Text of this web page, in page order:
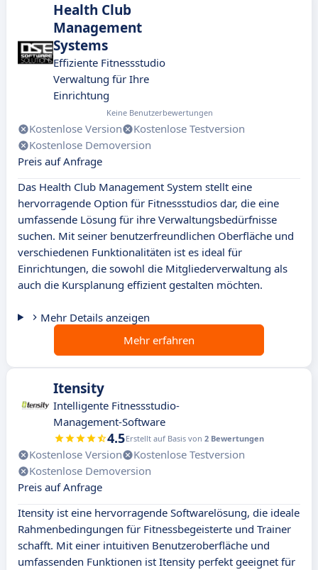
Health Club
Management
Systems
Effiziente Fitnessstudio
Verwaltung für Ihre
Einrichtung
Keine Benutzerbewertungen
Kostenlose Version
Kostenlose Testversion
Kostenlose Demoversion
Preis auf Anfrage
Das Health Club Management System stellt eine
hervorragende Option für Fitnessstudios dar, die eine
umfassende Lösung für ihre Verwaltungsbedürfnisse
suchen. Mit seiner benutzerfreundlichen Oberfläche und
verschiedenen Funktionalitäten ist es ideal für
Einrichtungen, die sowohl die Mitgliederverwaltung als
auch die Kursplanung effizient gestalten möchten.
Mehr Details anzeigen
Mehr erfahren
Itensity
Intelligente Fitnessstudio-
Management-Software
4.5Erstellt auf Basis von 2 Bewertungen
Kostenlose Version
Kostenlose Testversion
Kostenlose Demoversion
Preis auf Anfrage
Itensity ist eine hervorragende Softwarelösung, die ideale
Rahmenbedingungen für Fitnessbegeisterte und Trainer
schafft. Mit einer intuitiven Benutzeroberfläche und
umfassenden Funktionen ist Itensity perfekt geeignet für